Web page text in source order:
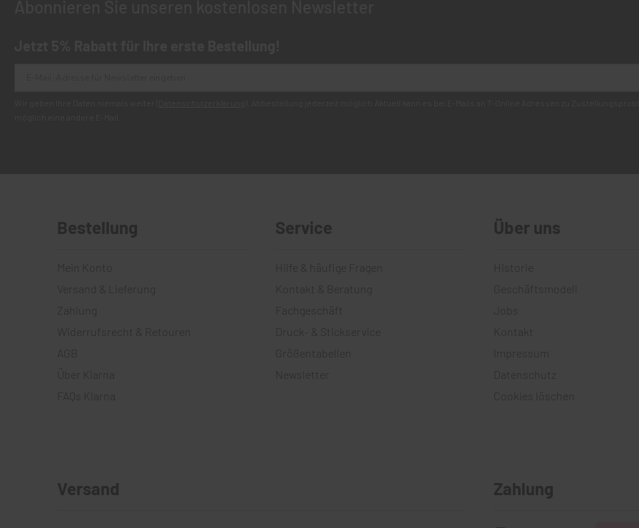
Bestellung
Versand & Lieferung
Zahlung
Widerrufsrecht & Retouren
AGB
FAQs Klarna
Service
Hilfe & häufige Fragen
Kontakt & Beratung
Fachgeschäft
Druck- & Stickservice
Größentabellen
Newsletter
Über uns
Geschäftsmodell
Kontakt
Impressum
Datenschutz
Cookies löschen
Versand Zahlung